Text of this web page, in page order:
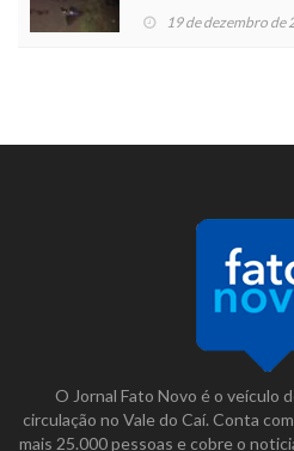
19 de dezembro de
O Jornal Fato Novo é o veículo
circulação no Vale do Caí. Conta
mais 25.000 pessoas e cobre o